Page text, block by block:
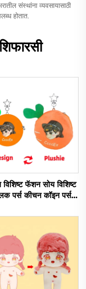
संस्थांना व्यवसायासाठी
होतात.
विशिष्ट फॅशन सोय विशिष्ट
पर्स कीचन कॉइन पर्स